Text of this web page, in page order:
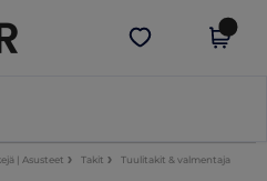
Hae sovellus
| Asusteet Takit Tuulitakit & valmentaja